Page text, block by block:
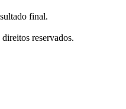
final.
reservados.